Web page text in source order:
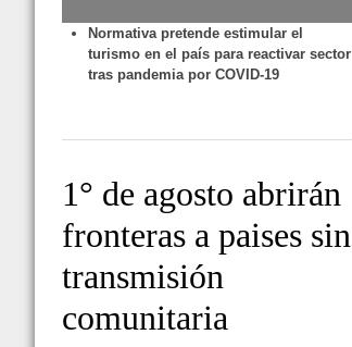
Normativa pretende estimular el
turismo en el país para reactivar sector
tras pandemia por COVID-19
1° de agosto abrirán
fronteras a paises sin
transmisión
comunitaria